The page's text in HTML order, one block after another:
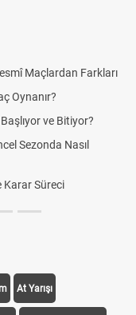
Farkları
Puan
Futbol
At Yarışı